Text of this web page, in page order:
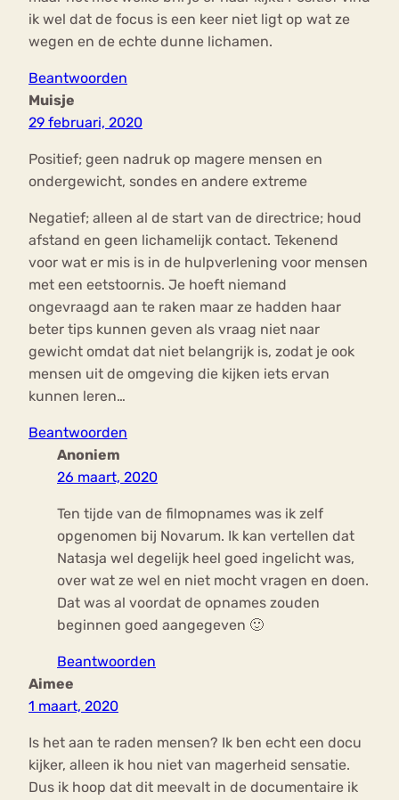
ik wel dat de focus is een keer niet ligt op wat ze
wegen en de echte dunne lichamen.
Beantwoorden
Muisje
29 februari, 2020
Positief; geen nadruk op magere mensen en
ondergewicht, sondes en andere extreme
Negatief; alleen al de start van de directrice; houd
afstand en geen lichamelijk contact. Tekenend
voor wat er mis is in de hulpverlening voor mensen
met een eetstoornis. Je hoeft niemand
ongevraagd aan te raken maar ze hadden haar
beter tips kunnen geven als vraag niet naar
gewicht omdat dat niet belangrijk is, zodat je ook
mensen uit de omgeving die kijken iets ervan
kunnen leren…
Beantwoorden
Anoniem
26 maart, 2020
Ten tijde van de filmopnames was ik zelf
opgenomen bij Novarum. Ik kan vertellen dat
Natasja wel degelijk heel goed ingelicht was,
over wat ze wel en niet mocht vragen en doen.
Dat was al voordat de opnames zouden
beginnen goed aangegeven 🙂
Beantwoorden
Aimee
1 maart, 2020
Is het aan te raden mensen? Ik ben echt een docu
kijker, alleen ik hou niet van magerheid sensatie.
Dus ik hoop dat dit meevalt in de documentaire ik